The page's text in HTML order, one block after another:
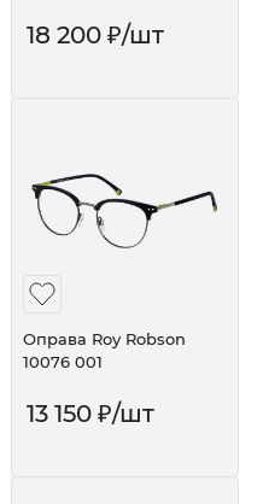
18 200₽/шт
Оправа Roy Robson
10076 001
13 150₽/шт